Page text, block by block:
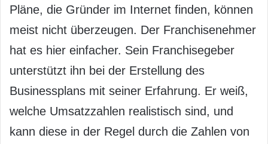
Pläne, die Gründer im Internet finden, können
meist nicht überzeugen. Der Franchisenehmer
hat es hier einfacher. Sein Franchisegeber
unterstützt ihn bei der Erstellung des
Businessplans mit seiner Erfahrung. Er weiß,
welche Umsatzzahlen realistisch sind, und
kann diese in der Regel durch die Zahlen von